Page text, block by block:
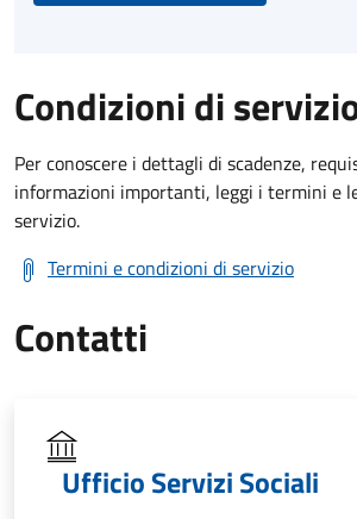
Condizioni di
Per conoscere i dettagli di scadenze,
informazioni importanti, leggi i termini e
servizio.
Termini e condizioni di servizio
Contatti
Ufficio Servizi Sociali